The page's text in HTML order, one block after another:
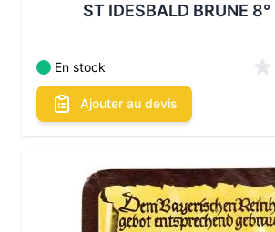
ST IDESBALD BRUNE
En stock
Ajouter au devis